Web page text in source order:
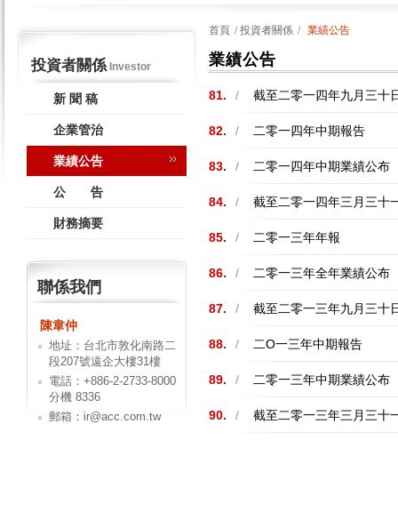
投資者關係Investor
新 聞 稿
企業管治
業績公告
公 告
財務摘要
聯係我們
陳韋仲
地址：台北市敦化南路二
段207號遠企大樓31樓
電話：+886-2-2733-8000
分機 8336
郵箱：ir@acc.com.tw
首頁 / 投資者關係 / 業績公告
業績公告
81. / 截至二零一四年九月三十
82. / 二零一四年中期報告
83. / 二零一四年中期業績公布
84. / 截至二零一四年三月三十
85. / 二零一三年年報
86. / 二零一三年全年業績公布
87. / 截至二零一三年九月三十
88. / 二O一三年中期報告
89. / 二零一三年中期業績公布
90. / 截至二零一三年三月三十